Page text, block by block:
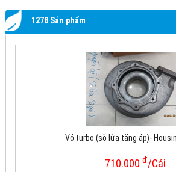
1278 Sản phẩm
Vỏ turbo (sò lửa tăng áp)-
710.000 đ/Cái